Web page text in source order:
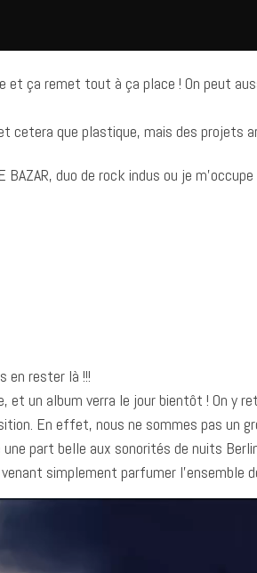
ça remet tout à ça place ! On peut
cetera que plastique, mais des projets
duo de rock indus ou je
en rester là !!!
un album verra le jour bientôt ! On y
En effet, nous ne sommes pas un
part belle aux sonorités de nuits
simplement parfumer l’ensemble